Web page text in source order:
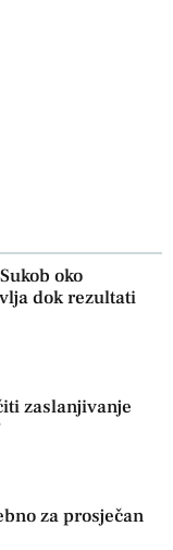
oko
dok rezultati
zaslanjivanje
za prosječan